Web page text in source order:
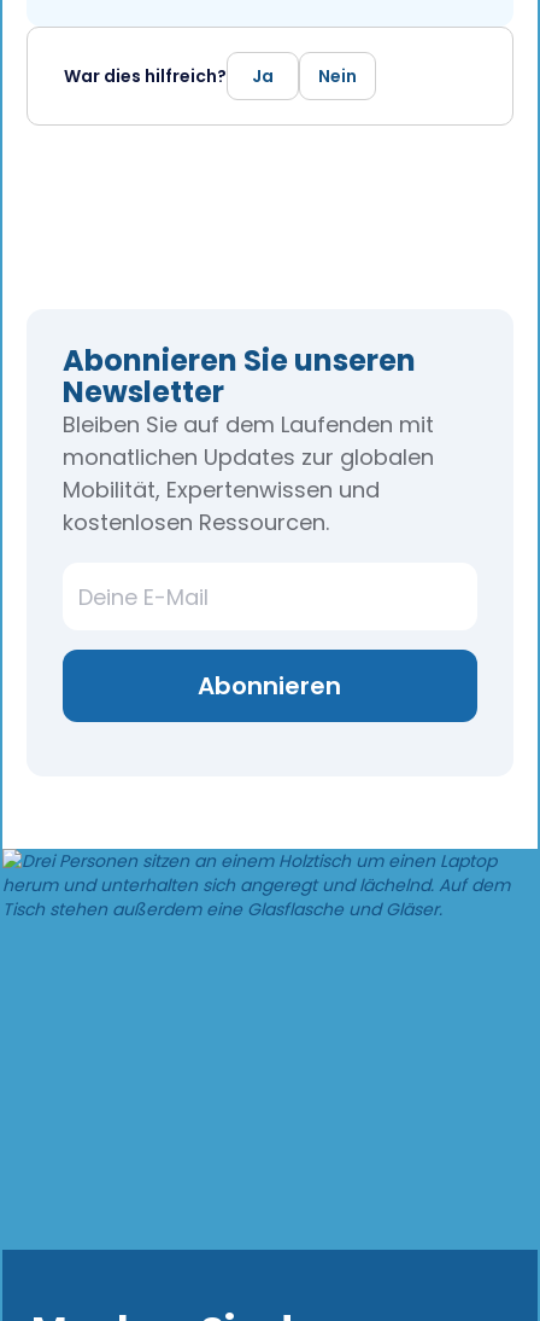
War dies hilfreich? Ja Nein
Abonnieren Sie unseren
Newsletter
Bleiben Sie auf dem Laufenden mit
monatlichen Updates zur globalen
Mobilität, Expertenwissen und
kostenlosen Ressourcen.